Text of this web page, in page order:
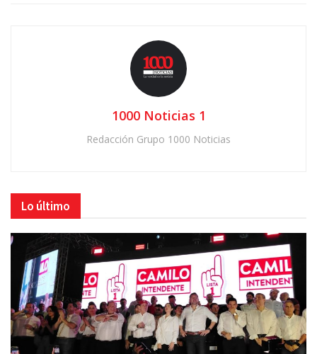
1000 Noticias 1
Redacción Grupo 1000 Noticias
Lo último